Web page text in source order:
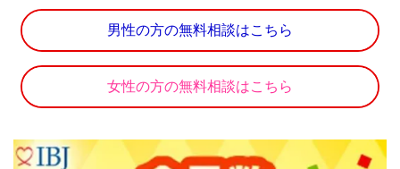
男性の方の無料相談はこちら
女性の方の無料相談はこちら